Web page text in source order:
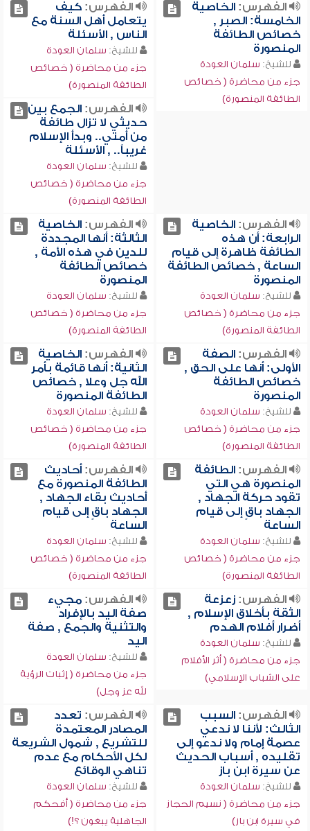
الفهرس:الخاصية
الخامسة: الصبر ,
خصائص الطائفة
المنصورة
للشيخ: سلمان العودة
جزء من محاضرة ( خصائص
الطائفة المنصورة)
الفهرس:كيف
يتعامل أهل السنة مع
الناس , الأسئلة
للشيخ: سلمان العودة
جزء من محاضرة ( خصائص
الطائفة المنصورة)
الفهرس:الجمع بين
حديثي لا تزال طائفة
من أمتي.. وبدأ الإسلام
غريباً.. , الأسئلة
للشيخ: سلمان العودة
جزء من محاضرة ( خصائص
الطائفة المنصورة)
الفهرس:الخاصية
الرابعة: أن هذه
الطائفة ظاهرة إلى قيام
الساعة , خصائص الطائفة
المنصورة
للشيخ: سلمان العودة
جزء من محاضرة ( خصائص
الطائفة المنصورة)
الفهرس:الخاصية
الثالثة: أنها المجددة
للدين في هذه الأمة ,
خصائص الطائفة
المنصورة
للشيخ: سلمان العودة
جزء من محاضرة ( خصائص
الطائفة المنصورة)
الفهرس:الصفة
الأولى: أنها على الحق ,
خصائص الطائفة
المنصورة
للشيخ: سلمان العودة
جزء من محاضرة ( خصائص
الطائفة المنصورة)
الفهرس:الخاصية
الثانية: أنها قائمة بأمر
الله جل وعلا , خصائص
الطائفة المنصورة
للشيخ: سلمان العودة
جزء من محاضرة ( خصائص
الطائفة المنصورة)
الفهرس:الطائفة
المنصورة هي التي
تقود حركة الجهاد ,
الجهاد باقٍ إلى قيام
الساعة
للشيخ: سلمان العودة
جزء من محاضرة ( خصائص
الطائفة المنصورة)
الفهرس:أحاديث
الطائفة المنصورة مع
أحاديث بقاء الجهاد ,
الجهاد باقٍ إلى قيام
الساعة
للشيخ: سلمان العودة
جزء من محاضرة ( خصائص
الطائفة المنصورة)
الفهرس:زعزعة
الثقة بأخلاق الإسلام ,
أضرار أفلام الهدم
للشيخ: سلمان العودة
جزء من محاضرة ( أثر الأفلام
على الشباب الإسلامي)
الفهرس:مجيء
صفة اليد بالإفراد
والتثنية والجمع , صفة
اليد
للشيخ: سلمان العودة
جزء من محاضرة ( إثبات الرؤية
لله عز وجل)
الفهرس:السبب
الثالث: لأننا لا ندعي
عصمة إمام ولا ندعو إلى
تقليده , أسباب الحديث
عن سيرة ابن باز
للشيخ: سلمان العودة
جزء من محاضرة ( نسيم الحجاز
في سيرة ابن باز)
الفهرس: تعدد
المصادر المعتمدة
للتشريع , شمول الشريعة
لكل الأحكام مع عدم
تناهي الوقائع
للشيخ: سلمان العودة
جزء من محاضرة ( أفحكم
الجاهلية يبغون ؟!)